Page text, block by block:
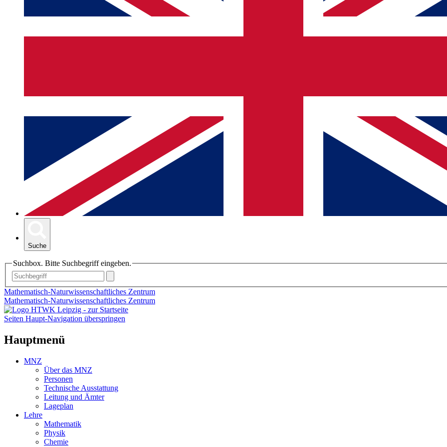
Suche
Suchbox. Bitte Suchbegriff eingeben.
Mathematisch-Naturwissenschaftliches Zentrum
Mathematisch-Naturwissenschaftliches Zentrum
Seiten Haupt-Navigation überspringen
Hauptmenü
MNZ
Über das MNZ
Personen
Technische Ausstattung
Leitung und Ämter
Lageplan
Lehre
Mathematik
Physik
Chemie